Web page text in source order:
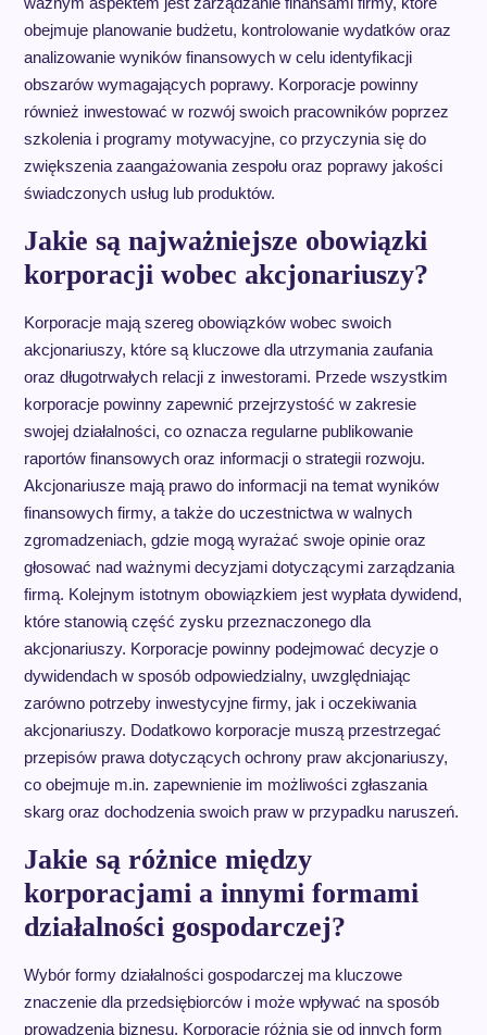
obejmuje planowanie budżetu, kontrolowanie wydatków oraz
analizowanie wyników finansowych w celu identyfikacji
obszarów wymagających poprawy. Korporacje powinny
również inwestować w rozwój swoich pracowników poprzez
szkolenia i programy motywacyjne, co przyczynia się do
zwiększenia zaangażowania zespołu oraz poprawy jakości
świadczonych usług lub produktów.
Jakie są najważniejsze obowiązki
korporacji wobec akcjonariuszy?
Korporacje mają szereg obowiązków wobec swoich
akcjonariuszy, które są kluczowe dla utrzymania zaufania
oraz długotrwałych relacji z inwestorami. Przede wszystkim
korporacje powinny zapewnić przejrzystość w zakresie
swojej działalności, co oznacza regularne publikowanie
raportów finansowych oraz informacji o strategii rozwoju.
Akcjonariusze mają prawo do informacji na temat wyników
finansowych firmy, a także do uczestnictwa w walnych
zgromadzeniach, gdzie mogą wyrażać swoje opinie oraz
głosować nad ważnymi decyzjami dotyczącymi zarządzania
firmą. Kolejnym istotnym obowiązkiem jest wypłata dywidend,
które stanowią część zysku przeznaczonego dla
akcjonariuszy. Korporacje powinny podejmować decyzje o
dywidendach w sposób odpowiedzialny, uwzględniając
zarówno potrzeby inwestycyjne firmy, jak i oczekiwania
akcjonariuszy. Dodatkowo korporacje muszą przestrzegać
przepisów prawa dotyczących ochrony praw akcjonariuszy,
co obejmuje m.in. zapewnienie im możliwości zgłaszania
skarg oraz dochodzenia swoich praw w przypadku naruszeń.
Jakie są różnice między
korporacjami a innymi formami
działalności gospodarczej?
Wybór formy działalności gospodarczej ma kluczowe
znaczenie dla przedsiębiorców i może wpływać na sposób
prowadzenia biznesu. Korporacje różnią się od innych form